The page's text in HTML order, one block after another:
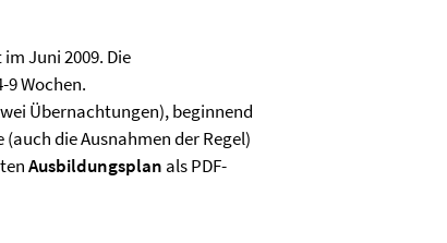
Juni 2009. Die
Wochen.
Übernachtungen), beginnend
die Ausnahmen der Regel)
Ausbildungsplan als PDF-